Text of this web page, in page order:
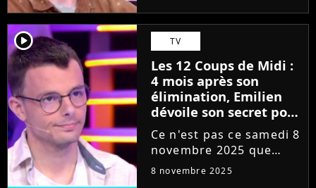
Maître sur le plateau
des 12 Coups de Midi,
mais il a également
découvert sa 3ème
étoile Mystérieuse
(Tom...
player2 TV
Les 12 Coups de Midi :
4 mois après son
élimination, Emilien
dévoile son secret pour
gagner, "C'est la base"
Ce n'est pas ce samedi 8
novembre 2025 que
Cyprien se fera éliminer
8 novembre 2025